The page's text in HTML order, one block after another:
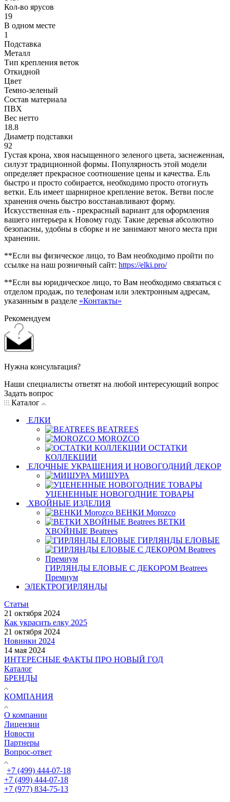
Кол-во ярусов
19
В одном месте
1
Подставка
Металл
Тип крепления веток
Откидной
Цвет
Темно-зеленый
Состав материала
ПВХ
Вес нетто
18.8
Диаметр подставки
92
Густая крона, хвоя насыщенного зеленого цвета, заснеженная,
силуэт традиционной формы. Популярность этой модели
определяет прекрасное соотношение цены и качества. Ель
быстро и просто собирается, необходимо просто отогнуть
ветки. Ель имеет шарнирное крепление веток. Ветви после
хранения очень быстро восстанавливают форму.
Искусственная ель - прекрасный вариант для оформления
вашего интерьера к Новому году. Такие деревья абсолютно
безопасны, удобны в сборке и не занимают много места при
хранении.
**Если вы физическое лицо, то Вам необходимо пройти по
ссылке на наш розничный сайт: https://elki.pro/
**Если вы юридическое лицо, то Вам необходимо связаться с
отделом продаж, по телефонам или электронным адресам,
указанным в разделе «Контакты»
Рекомендуем
Нужна консультация?
Наши специалисты ответят на любой интересующий вопрос
Задать вопрос
Каталог
ЕЛКИ
BEATREES
MOROZCO
ОСТАТКИ
КОЛЛЕКЦИИ
ЕЛОЧНЫЕ УКРАШЕНИЯ И НОВОГОДНИЙ ДЕКОР
МИШУРА
УЦЕНЕННЫЕ НОВОГОДНИЕ ТОВАРЫ
ХВОЙНЫЕ ИЗДЕЛИЯ
ВЕНКИ Morozco
ВЕТКИ
ХВОЙНЫЕ Beatrees
ГИРЛЯНДЫ ЕЛОВЫЕ
ГИРЛЯНДЫ ЕЛОВЫЕ С ДЕКОРОМ Beatrees
Премиум
ЭЛЕКТРОГИРЛЯНДЫ
Статьи
21 октября 2024
Как украсить елку 2025
21 октября 2024
Новинки 2024
14 мая 2024
ИНТЕРЕСНЫЕ ФАКТЫ ПРО НОВЫЙ ГОД
Каталог
БРЕНДЫ
КОМПАНИЯ
О компании
Лицензии
Новости
Партнеры
Вопрос-ответ
+7 (499) 444-07-18
+7 (499) 444-07-18
+7 (977) 834-75-13